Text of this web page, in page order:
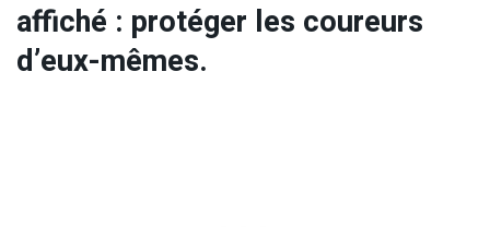
affiché : protéger les coureurs
d’eux-mêmes.